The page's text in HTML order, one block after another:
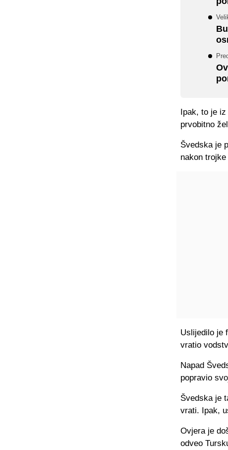
Ipak, to je
prvobitno
Švedska je
nakon
Uslijedilo je
vratio
Napad
popravio
Švedska je
vrati. Ipak,
Ovjera je
odveo